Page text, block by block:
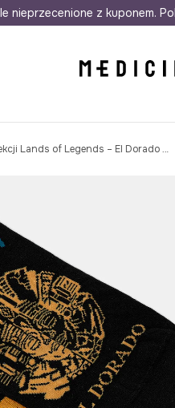
24h Darmowa
nieprzecenione z kuponem.
Skarpetki z bawełną męskie z kolekcji Lands of Legends – El Dorado (2-pack)